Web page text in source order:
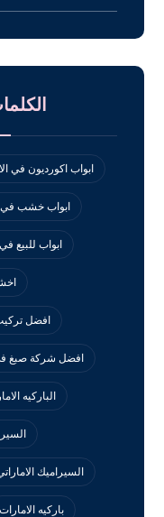
ابواب اكورديون في
ابواب خشب في
ابواب للبيع
افضل
افضل شركة صبغ
الباركيه
السيراميك
باركيه الامارات